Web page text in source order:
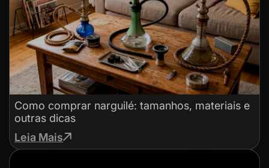
Como comprar narguilé: tamanhos, materiais e
outras dicas
Leia Mais